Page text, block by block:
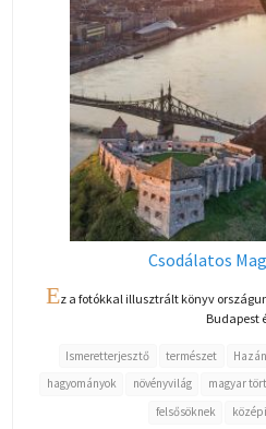
Csodálatos
Ez a fotókkal illusztrált könyv
Budapest
Ismeretterjesztő természet
hagyományok
növényvilág magyar
felsősöknek